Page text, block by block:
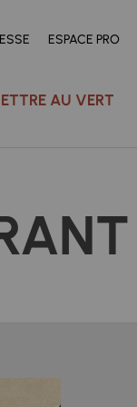
ESPACE PRO
AU VERT